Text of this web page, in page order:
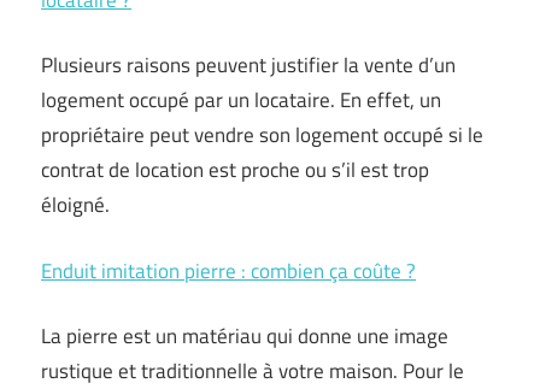
Plusieurs raisons peuvent justifier la vente d’un
logement occupé par un locataire. En effet, un
propriétaire peut vendre son logement occupé si le
contrat de location est proche ou s’il est trop
éloigné.
Enduit imitation pierre : combien ça coûte ?
La pierre est un matériau qui donne une image
rustique et traditionnelle à votre maison. Pour le